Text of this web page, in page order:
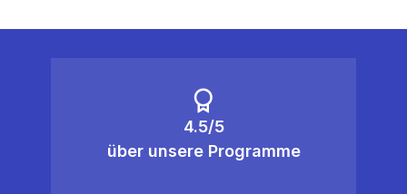
4.5/5
über unsere Programme